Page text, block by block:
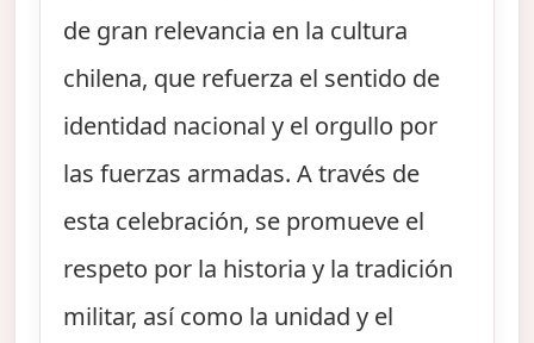
de gran relevancia en la cultura
chilena, que refuerza el sentido de
identidad nacional y el orgullo por
las fuerzas armadas. A través de
esta celebración, se promueve el
respeto por la historia y la tradición
militar, así como la unidad y el